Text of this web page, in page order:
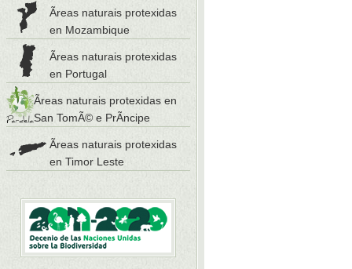
Ãreas naturais protexidas
en Mozambique
Ãreas naturais protexidas
en Portugal
Ãreas naturais protexidas en
San TomÃ© e PrÃ­ncipe
Ãreas naturais protexidas
en Timor Leste